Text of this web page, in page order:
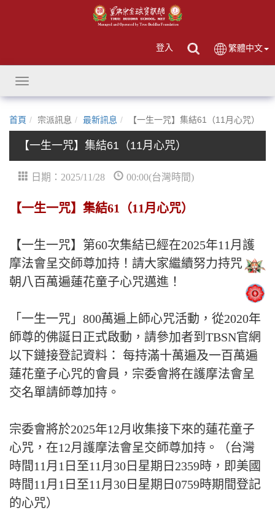
登入 繁體中文
Toggle
navigation
首頁 宗派訊息 最新訊息 【一生一咒】集結61（11月心咒）
【一生一咒】集結61（11月心咒）
日期：2025/11/28 00:00(台灣時間)
【一生一咒】集結61（11月心咒）
【一生一咒】第60次集結已經在2025年11月護
摩法會呈交師尊加持！請大家繼續努力持咒，
朝八百萬遍蓮花童子心咒邁進！
「一生一咒」800萬遍上師心咒活動，從2020年
師尊的佛誕日正式啟動，請參加者到TBSN官網
以下鏈接登記資料： 每持滿十萬遍及一百萬遍
蓮花童子心咒的會員，宗委會將在護摩法會呈
交名單請師尊加持。
宗委會將於2025年12月收集接下來的蓮花童子
心咒，在12月護摩法會呈交師尊加持。（台灣
時間11月1日至11月30日星期日2359時，即美國
時間11月1日至11月30日星期日0759時期間登記
的心咒）